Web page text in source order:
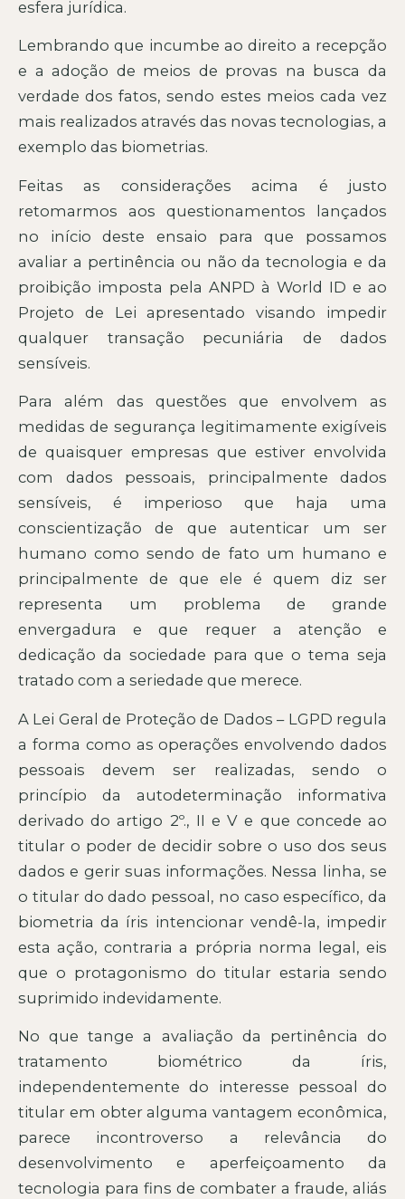
esfera jurídica.
Lembrando que incumbe ao direito a recepção
e a adoção de meios de provas na busca da
verdade dos fatos, sendo estes meios cada vez
mais realizados através das novas tecnologias, a
exemplo das biometrias.
Feitas as considerações acima é justo
retomarmos aos questionamentos lançados
no início deste ensaio para que possamos
avaliar a pertinência ou não da tecnologia e da
proibição imposta pela ANPD à World ID e ao
Projeto de Lei apresentado visando impedir
qualquer transação pecuniária de dados
sensíveis.
Para além das questões que envolvem as
medidas de segurança legitimamente exigíveis
de quaisquer empresas que estiver envolvida
com dados pessoais, principalmente dados
sensíveis, é imperioso que haja uma
conscientização de que autenticar um ser
humano como sendo de fato um humano e
principalmente de que ele é quem diz ser
representa um problema de grande
envergadura e que requer a atenção e
dedicação da sociedade para que o tema seja
tratado com a seriedade que merece.
A Lei Geral de Proteção de Dados – LGPD regula
a forma como as operações envolvendo dados
pessoais devem ser realizadas, sendo o
princípio da autodeterminação informativa
derivado do artigo 2º., II e V e que concede ao
titular o poder de decidir sobre o uso dos seus
dados e gerir suas informações. Nessa linha, se
o titular do dado pessoal, no caso específico, da
biometria da íris intencionar vendê-la, impedir
esta ação, contraria a própria norma legal, eis
que o protagonismo do titular estaria sendo
suprimido indevidamente.
No que tange a avaliação da pertinência do
tratamento biométrico da íris,
independentemente do interesse pessoal do
titular em obter alguma vantagem econômica,
parece incontroverso a relevância do
desenvolvimento e aperfeiçoamento da
tecnologia para fins de combater a fraude, aliás